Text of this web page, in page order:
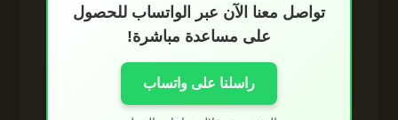
تواصل معنا الآن عبر الواتساب للحصول
على مساعدة مباشرة!
راسلنا على واتساب